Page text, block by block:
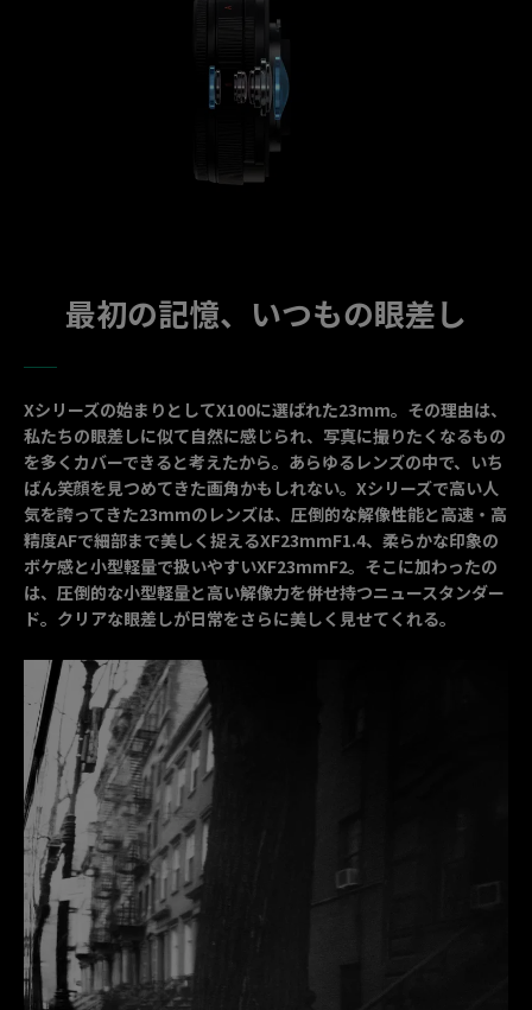
最初の記憶、いつもの眼差し
Xシリーズの始まりとしてX100に選ばれた23mm。その理由は、
私たちの眼差しに似て自然に感じられ、写真に撮りたくなるもの
を多くカバーできると考えたから。あらゆるレンズの中で、いち
ばん笑顔を見つめてきた画角かもしれない。Xシリーズで高い人
気を誇ってきた23mmのレンズは、圧倒的な解像性能と高速・高
精度AFで細部まで美しく捉えるXF23mmF1.4、柔らかな印象の
ボケ感と小型軽量で扱いやすいXF23mmF2。そこに加わったの
は、圧倒的な小型軽量と高い解像力を併せ持つニュースタンダー
ド。クリアな眼差しが日常をさらに美しく見せてくれる。